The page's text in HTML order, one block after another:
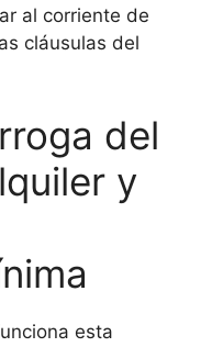
al corriente de
cláusulas del
del
y
esta